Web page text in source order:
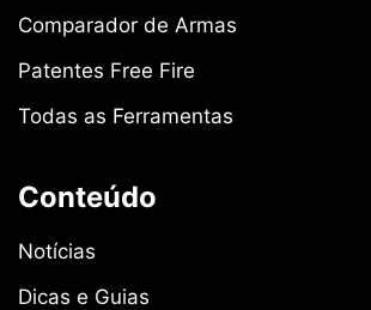
Comparador de Armas
Patentes Free Fire
Todas as Ferramentas
Conteúdo
Notícias
Dicas e Guias